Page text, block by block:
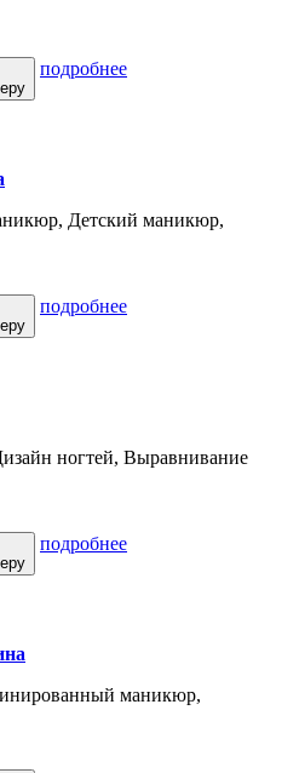
подробнее
Детский маникюр,
подробнее
ногтей, Выравнивание
подробнее
маникюр,